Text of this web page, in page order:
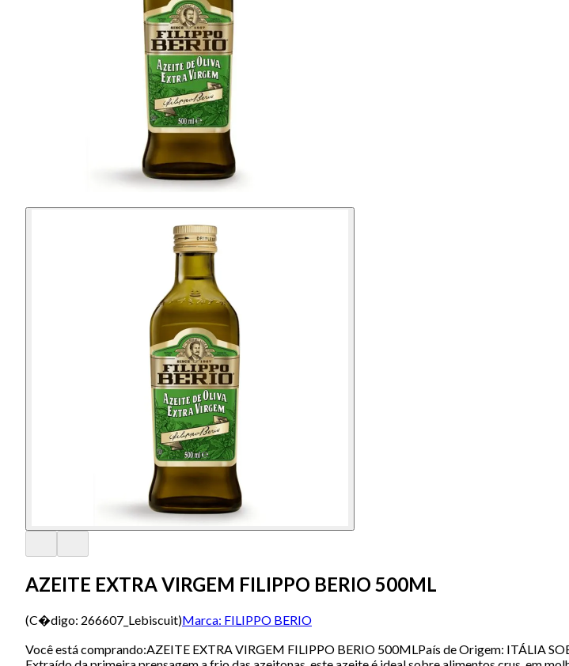
AZEITE EXTRA VIRGEM FILIPPO BERIO 500ML
(C�digo: 266607_Lebiscuit)Marca: FILIPPO BERIO
Você está comprando:AZEITE EXTRA VIRGEM FILIPPO BERIO 500MLPaís de Origem: ITÁLIA